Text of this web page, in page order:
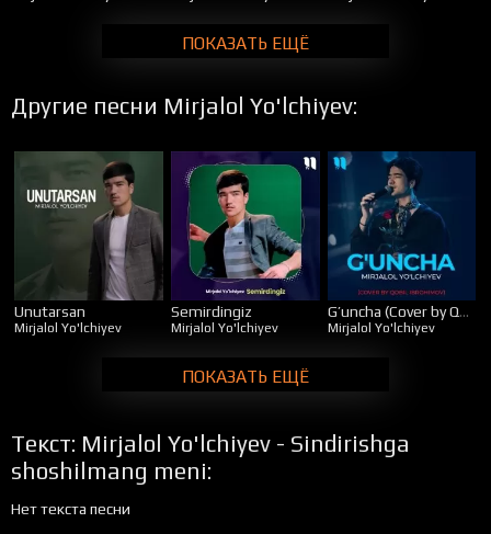
ПОКАЗАТЬ ЕЩЁ
Другие песни Mirjalol Yo'lchiyev:
Unutarsan
Mirjalol Yo'lchiyev
Semirdingiz
Mirjalol Yo'lchiyev
G’uncha (Cover by Qobil Ibrohimov)
Mirjalol Yo'lchiyev
ПОКАЗАТЬ ЕЩЁ
Текст: Mirjalol Yo'lchiyev - Sindirishga
shoshilmang meni:
Нет текста песни